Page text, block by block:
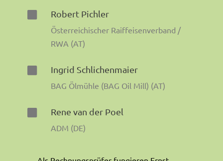
Robert Pichler
Österreichischer Raiffeisenverband /
RWA (AT)
Ingrid Schlichenmaier
BAG Ölmühle (BAG Oil Mill) (AT)
Rene van der Poel
ADM (DE)